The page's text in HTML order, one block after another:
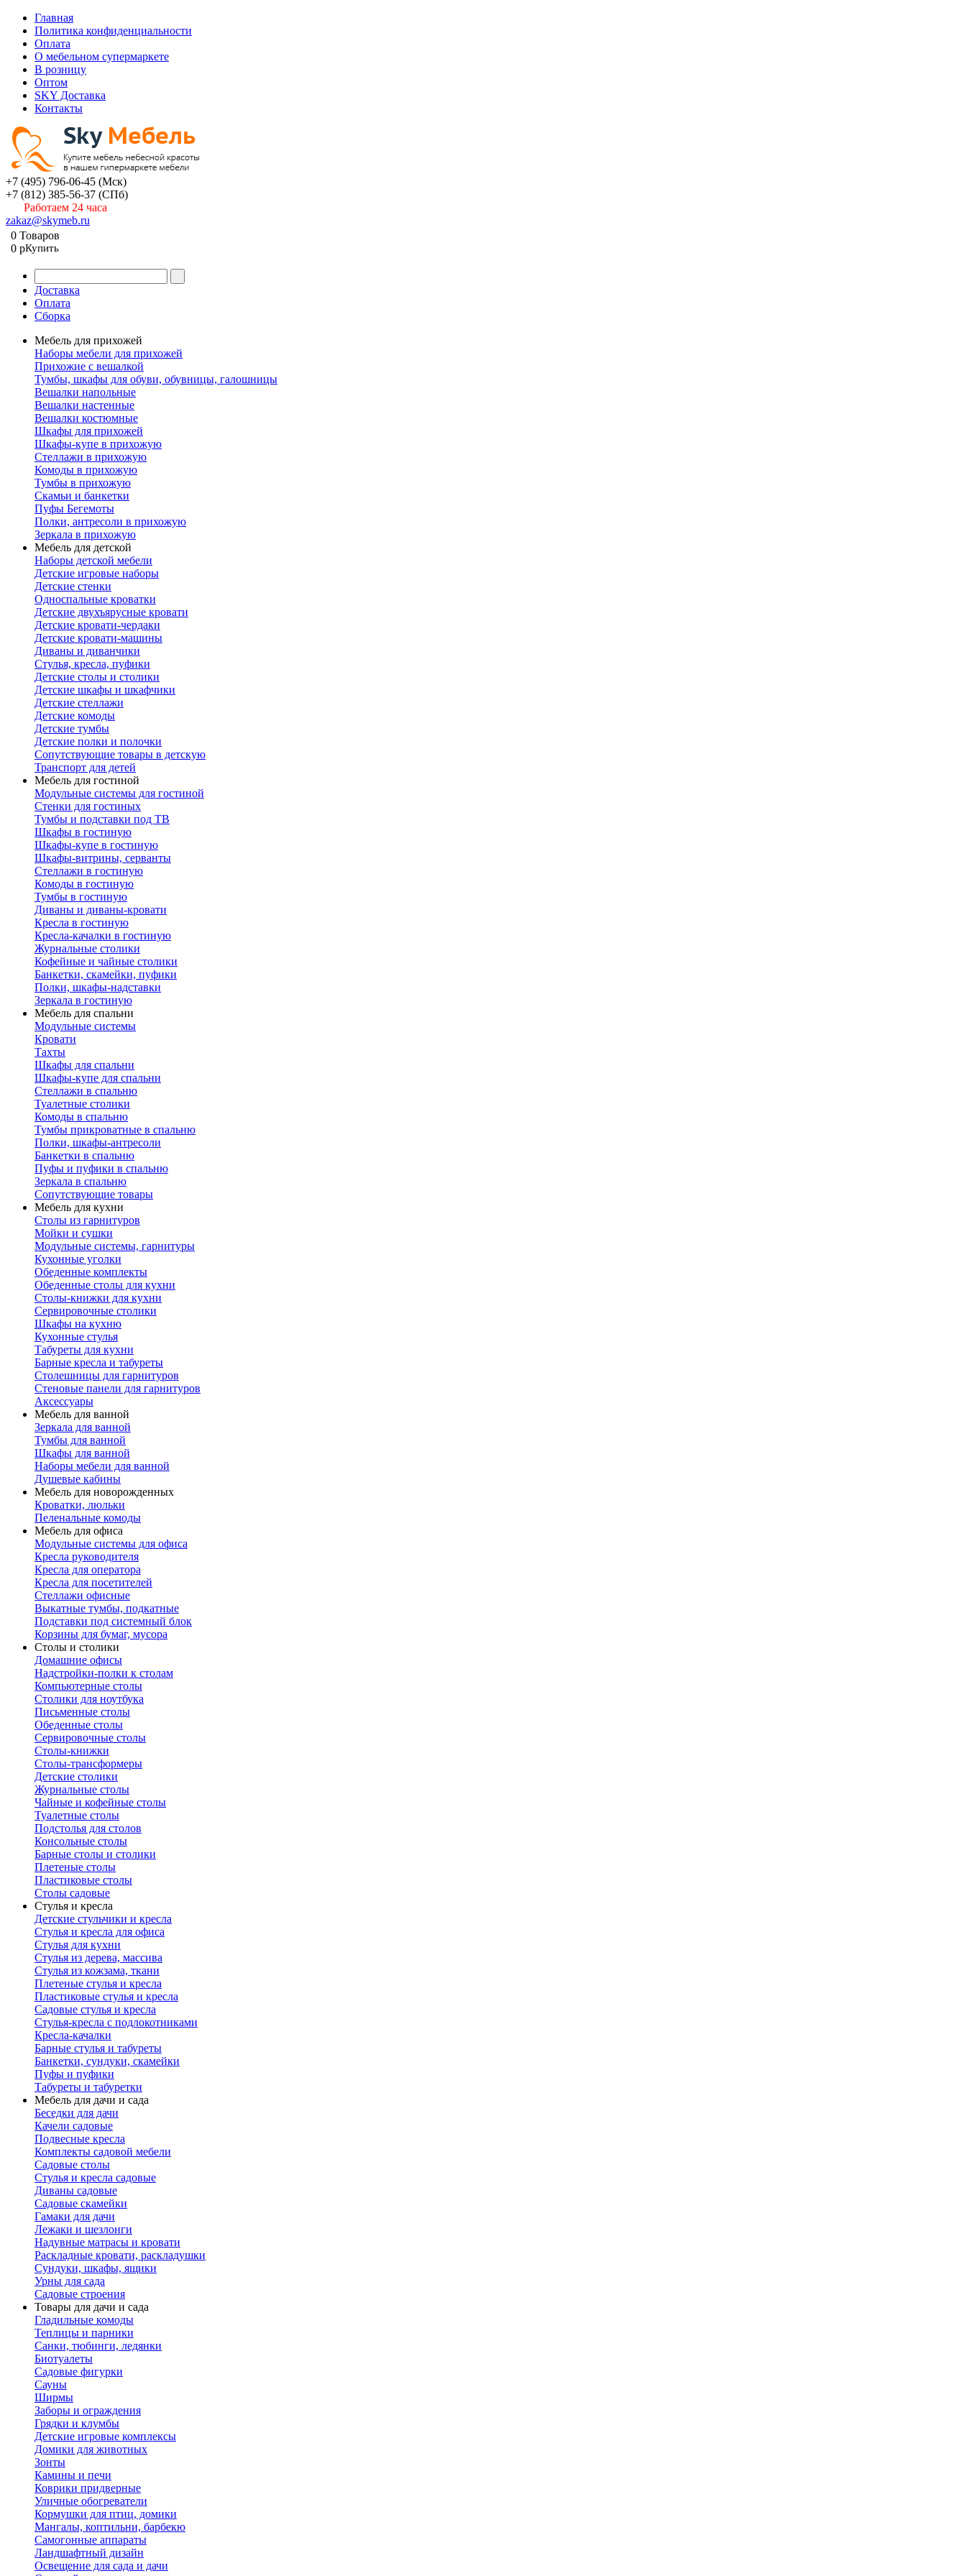
Главная
Политика конфиденциальности
Оплата
О мебельном супермаркете
В розницу
Оптом
SKY Доставка
Контакты
+7 (495) 796-06-45 (Мск)
+7 (812) 385-56-37 (СПб)
Работаем 24 часа
zakaz@skymeb.ru
0 Товаров
0 pКупить
Доставка
Оплата
Сборка
Мебель для прихожей
Наборы мебели для прихожей
Прихожие с вешалкой
Тумбы, шкафы для обуви, обувницы, галошницы
Вешалки напольные
Вешалки настенные
Вешалки костюмные
Шкафы для прихожей
Шкафы-купе в прихожую
Стеллажи в прихожую
Комоды в прихожую
Тумбы в прихожую
Скамьи и банкетки
Пуфы Бегемоты
Полки, антресоли в прихожую
Зеркала в прихожую
Мебель для детской
Наборы детской мебели
Детские игровые наборы
Детские стенки
Односпальные кроватки
Детские двухъярусные кровати
Детские кровати-чердаки
Детские кровати-машины
Диваны и диванчики
Стулья, кресла, пуфики
Детские столы и столики
Детские шкафы и шкафчики
Детские стеллажи
Детские комоды
Детские тумбы
Детские полки и полочки
Сопутствующие товары в детскую
Транспорт для детей
Мебель для гостиной
Модульные системы для гостиной
Стенки для гостиных
Тумбы и подставки под ТВ
Шкафы в гостиную
Шкафы-купе в гостиную
Шкафы-витрины, серванты
Стеллажи в гостиную
Комоды в гостиную
Тумбы в гостиную
Диваны и диваны-кровати
Кресла в гостиную
Кресла-качалки в гостиную
Журнальные столики
Кофейные и чайные столики
Банкетки, скамейки, пуфики
Полки, шкафы-надставки
Зеркала в гостиную
Мебель для спальни
Модульные системы
Кровати
Тахты
Шкафы для спальни
Шкафы-купе для спальни
Стеллажи в спальню
Туалетные столики
Комоды в спальню
Тумбы прикроватные в спальню
Полки, шкафы-антресоли
Банкетки в спальню
Пуфы и пуфики в спальню
Зеркала в спальню
Сопутствующие товары
Мебель для кухни
Столы из гарнитуров
Мойки и сушки
Модульные системы, гарнитуры
Кухонные уголки
Обеденные комплекты
Обеденные столы для кухни
Столы-книжки для кухни
Сервировочные столики
Шкафы на кухню
Кухонные стулья
Табуреты для кухни
Барные кресла и табуреты
Столешницы для гарнитуров
Стеновые панели для гарнитуров
Аксессуары
Мебель для ванной
Зеркала для ванной
Тумбы для ванной
Шкафы для ванной
Наборы мебели для ванной
Душевые кабины
Мебель для новорожденных
Кроватки, люльки
Пеленальные комоды
Мебель для офиса
Модульные системы для офиса
Кресла руководителя
Кресла для оператора
Кресла для посетителей
Стеллажи офисные
Выкатные тумбы, подкатные
Подставки под системный блок
Корзины для бумаг, мусора
Столы и столики
Домашние офисы
Надстройки-полки к столам
Компьютерные столы
Столики для ноутбука
Письменные столы
Обеденные столы
Сервировочные столы
Столы-книжки
Столы-трансформеры
Детские столики
Журнальные столы
Чайные и кофейные столы
Туалетные столы
Подстолья для столов
Консольные столы
Барные столы и столики
Плетеные столы
Пластиковые столы
Столы садовые
Стулья и кресла
Детские стульчики и кресла
Стулья и кресла для офиса
Стулья для кухни
Стулья из дерева, массива
Стулья из кожзама, ткани
Плетеные стулья и кресла
Пластиковые стулья и кресла
Садовые стулья и кресла
Стулья-кресла с подлокотниками
Кресла-качалки
Барные стулья и табуреты
Банкетки, сундуки, скамейки
Пуфы и пуфики
Табуреты и табуретки
Мебель для дачи и сада
Беседки для дачи
Качели садовые
Подвесные кресла
Комплекты садовой мебели
Садовые столы
Стулья и кресла садовые
Диваны садовые
Садовые скамейки
Гамаки для дачи
Лежаки и шезлонги
Надувные матрасы и кровати
Раскладные кровати, раскладушки
Сундуки, шкафы, ящики
Урны для сада
Садовые строения
Товары для дачи и сада
Гладильные комоды
Теплицы и парники
Санки, тюбинги, ледянки
Биотуалеты
Садовые фигурки
Сауны
Ширмы
Заборы и ограждения
Грядки и клумбы
Детские игровые комплексы
Домики для животных
Зонты
Камины и печи
Коврики придверные
Уличные обогреватели
Кормушки для птиц, домики
Мангалы, коптильни, барбекю
Самогонные аппараты
Ландшафтный дизайн
Освещение для сада и дачи